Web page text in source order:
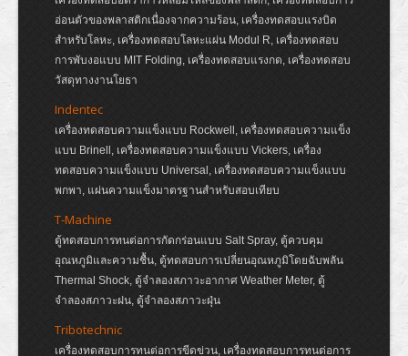
อ่อนตัวของพลาสติกเนื่องจากความร้อน, เครื่องทดสอบแรงบิด
สำหรับโลหะ, เครื่องทดสอบโลหะแผ่น Modul R, เครื่องทดสอบ
การพับงอแบบ MIT Folding, เครื่องทดสอบแรงกด, เครื่องทดสอบ
วัสดุทางงานโยธา
Indentec
เครื่องทดสอบความแข็งแบบ Rockwell, เครื่องทดสอบความแข็ง
แบบ Brinell, เครื่องทดสอบความแข็งแบบ Vickers, เครื่อง
ทดสอบความแข็งแบบ Universal, เครื่องทดสอบความแข็งแบบ
พกพา, แผ่นความแข็งมาตรฐานสำหรับสอบเทียบ
T-Machine
ตู้ทดสอบการทนต่อการกัดกร่อนแบบ Salt Spray, ตู้ควบคุม
อุณหภูมิและความชื้น, ตู้ทดสอบการเปลี่ยนอุณหภูมิโดยฉับพลัน
Thermal Shock, ตู้จำลองสภาวะอากาศ Weather Meter, ตู้
จำลองสภาวะฝน, ตู้จำลองสภาวะฝุ่น
Tribotechnic
เครื่องทดสอบการทนต่อการขีดข่วน, เครื่องทดสอบการทนต่อการ